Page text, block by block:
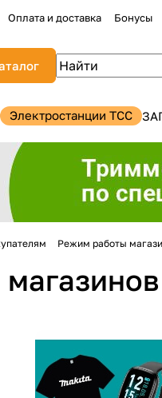
Оплата и доставка Бонусы
Электростанции TCC
Режим работы